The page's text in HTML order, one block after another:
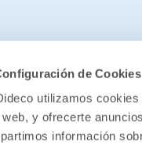
de Cookies
utilizamos
y ofrecerte
información